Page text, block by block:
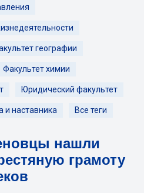
географии
Факультет химии
Юридический факультет
и наставника Все теги
нашли
грамоту